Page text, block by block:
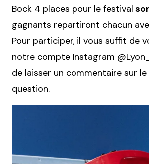
Bock 4 places pour le festival
gagnants repartiront chacun
Pour participer, il vous suffit de
notre compte Instagram
de laisser un commentaire sur
question.